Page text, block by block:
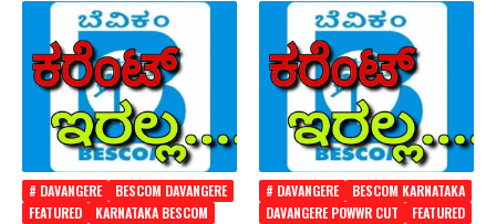
# DAVANGERE
BESCOM DAVANGERE
FEATURED
KARNATAKA BESCOM
# DAVANGERE
BESCOM KARNATAKA
DAVANGERE POWWR CUT
FEATURED